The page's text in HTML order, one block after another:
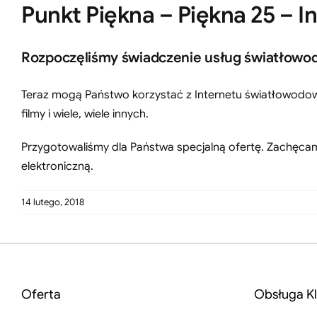
Punkt Piękna – Piękna 25 –
Rozpoczęliśmy świadczenie usług
Teraz mogą Państwo korzystać z Internetu
filmy i wiele, wiele innych.
Przygotowaliśmy dla Państwa specjalną ofertę.
elektroniczną.
14 lutego, 2018
Oferta Obsługa